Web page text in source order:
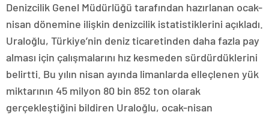
Denizcilik Genel Müdürlüğü tarafından hazırlanan ocak-
nisan dönemine ilişkin denizcilik istatistiklerini açıkladı.
Uraloğlu, Türkiye’nin deniz ticaretinden daha fazla pay
alması için çalışmalarını hız kesmeden sürdürdüklerini
belirtti. Bu yılın nisan ayında limanlarda elleçlenen yük
miktarının 45 milyon 80 bin 852 ton olarak
gerçekleştiğini bildiren Uraloğlu, ocak-nisan